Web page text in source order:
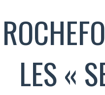
LES «